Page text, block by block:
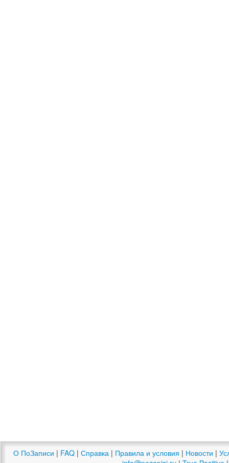
О ПоЗаписи | FAQ | Справка | Правила и условия | Новости |